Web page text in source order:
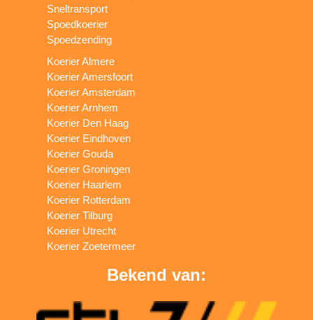
Sneltransport
Spoedkoerier
Spoedzending
Koerier Almere
Koerier Amersfoort
Koerier Amsterdam
Koerier Arnhem
Koerier Den Haag
Koerier Eindhoven
Koerier Gouda
Koerier Groningen
Koerier Haarlem
Koerier Rotterdam
Koerier Tilburg
Koerier Utrecht
Koerier Zoetermeer
Bekend van: